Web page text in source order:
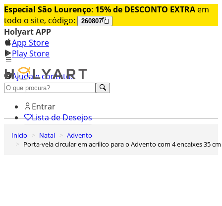
Especial São Lourenço: 15% de DESCONTO EXTRA em
todo o site, código:
260807
Holyart APP
App Store
Play Store
Ajuda e contatos
Conheça premium
Entrar
Lista de Desejos
Carrinho de Compras
Inicio Natal
Advento
Porta-vela circular em acrílico para o Advento com 4 encaixes 35 cm